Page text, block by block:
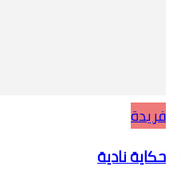
فريدة
حكاية نادية